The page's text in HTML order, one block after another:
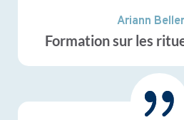
Ariann
Formation sur les